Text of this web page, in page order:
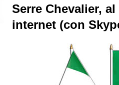
Serre Chevalier,
internet (con